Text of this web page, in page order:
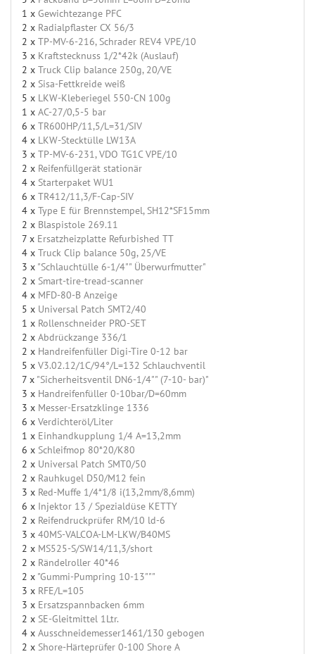
1 x Gewichtezange PFC
2 x Radialpflaster CX 56/3
2 x TP-MV-6-216, Schrader REV4 VPE/10
3 x Kraftstecknuss 1/2*42k (Auslauf)
2 x Truck Clip balance 250g, 20/VE
2 x Sisa-Fettkreide weiß
5 x LKW-Kleberiegel 550-CN 100g
1 x AC-27/0,5-5 bar
6 x TR600HP/11,5/L=31/SIV
4 x LKW-Stecktülle LW13A
3 x TP-MV-6-231, VDO TG1C VPE/10
2 x Reifenfüllgerät stationär
4 x Starterpaket WU1
6 x TR412/11,3/F-Cap-SIV
4 x Type E für Brennstempel, SH12*SF15mm
2 x Blaspistole 269.11
7 x Ersatzheizplatte Refurbished TT
4 x Truck Clip balance 50g, 25/VE
3 x "Schlauchtülle 6-1/4"" Überwurfmutter"
2 x Smart-tire-tread-scanner
4 x MFD-80-B Anzeige
5 x Universal Patch SMT2/40
1 x Rollenschneider PRO-SET
2 x Abdrückzange 336/1
2 x Handreifenfüller Digi-Tire 0-12 bar
5 x V3.02.12/1C/94°/L=132 Schlauchventil
7 x "Sicherheitsventil DN6-1/4"" (7-10- bar)"
3 x Handreifenfüller 0-10bar/D=60mm
3 x Messer-Ersatzklinge 1336
6 x Verdichteröl/Liter
1 x Einhandkupplung 1/4 A=13,2mm
6 x Schleifmop 80*20/K80
2 x Universal Patch SMT0/50
2 x Rauhkugel D50/M12 fein
3 x Red-Muffe 1/4*1/8 i(13,2mm/8,6mm)
6 x Injektor 13 / Spezialdüse KETTY
2 x Reifendruckprüfer RM/10 ld-6
3 x 40MS-VALCOA-LM-LKW/B40MS
2 x MS525-S/SW14/11,3/short
2 x Rändelroller 40*46
2 x "Gummi-Pumpring 10-13"""
3 x RFE/L=105
3 x Ersatzspannbacken 6mm
2 x SE-Gleitmittel 1Ltr.
4 x Ausschneidemesser1461/130 gebogen
2 x Shore-Härteprüfer 0-100 Shore A